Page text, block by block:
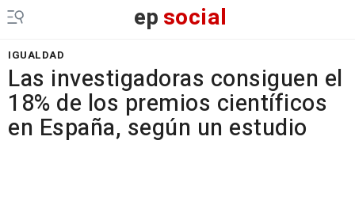
epsocial
IGUALDAD
Las investigadoras consiguen el
18% de los premios científicos
en España, según un estudio